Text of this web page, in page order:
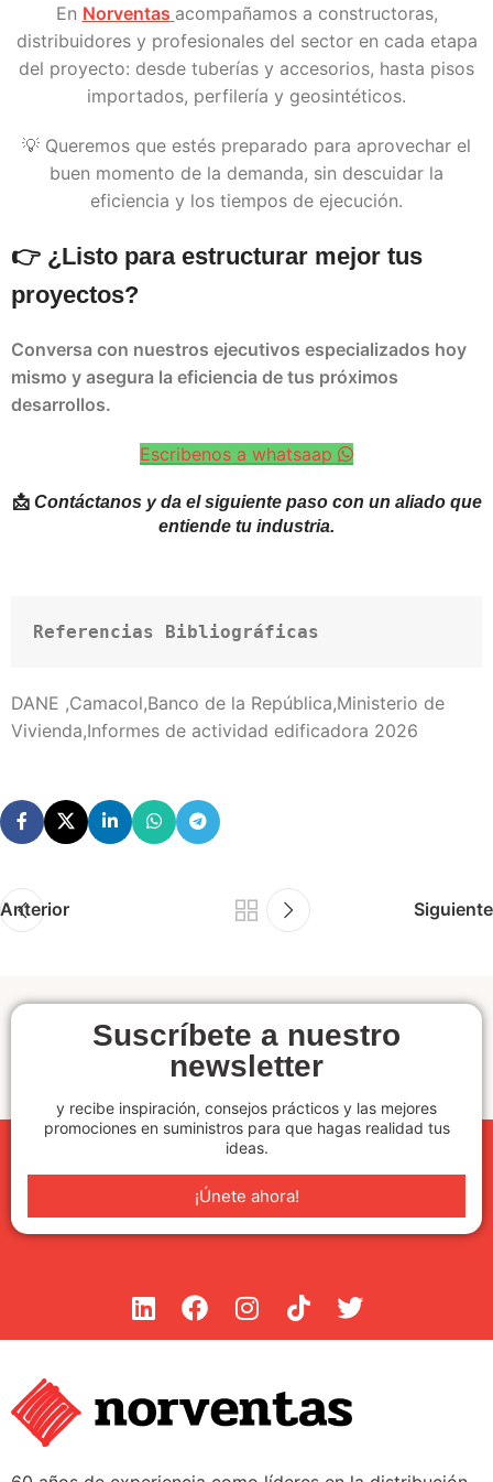
En Norventas acompañamos a constructoras,
distribuidores y profesionales del sector en cada etapa
del proyecto: desde tuberías y accesorios, hasta pisos
importados, perfilería y geosintéticos.
💡 Queremos que estés preparado para aprovechar el
buen momento de la demanda, sin descuidar la
eficiencia y los tiempos de ejecución.
👉 ¿Listo para estructurar mejor tus
proyectos?
Conversa con nuestros ejecutivos especializados hoy
mismo y asegura la eficiencia de tus próximos
desarrollos.
Escribenos a whatsaap
📩 Contáctanos y da el siguiente paso con un aliado que
entiende tu industria.
Referencias Bibliográficas
DANE ,Camacol,Banco de la República,Ministerio de
Vivienda,Informes de actividad edificadora 2026
Anterior Siguiente
Suscríbete a nuestro
newsletter
y recibe inspiración, consejos prácticos y las mejores
promociones en suministros para que hagas realidad tus
ideas.
¡Únete ahora!